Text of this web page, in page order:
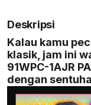
Deskripsi
Kalau kamu
klasik, jam ini
91WPC-1AJR
dengan